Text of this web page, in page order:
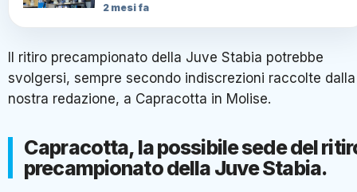
2 mesi fa
Il ritiro precampionato della Juve Stabia potrebbe
svolgersi, sempre secondo indiscrezioni raccolte dalla
nostra redazione, a Capracotta in Molise.
Capracotta, la possibile sede del
precampionato della Juve Stabia.